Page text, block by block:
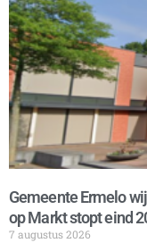
Gemeente Ermelo
op Markt stopt eind
7 augustus 2026